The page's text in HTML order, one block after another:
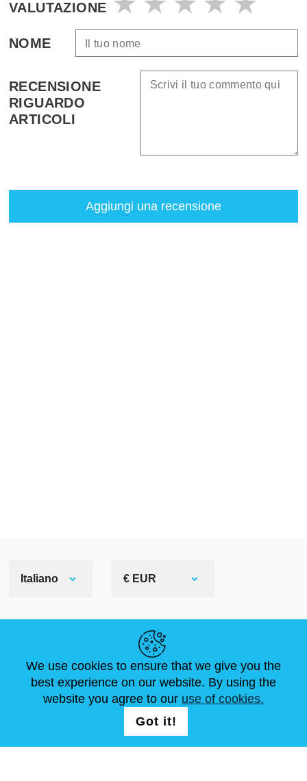
VALUTAZIONE
NOME
RECENSIONE
RIGUARDO
ARTICOLI
Aggiungi una recensione
Italiano € EUR
NOTIZIE
ARTICOLI
ABOUT US
FAQ
DIMENSIONI STANDARD
CONTATTACI
We use cookies to ensure that we give you the
best experience on our website. By using the
website you agree to our use of cookies.
Got it!